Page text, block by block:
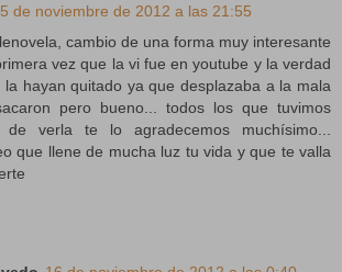
de noviembre de 2012 a las 21:55
cambio de una forma muy interesante
vez que la vi fue en youtube y la verdad
hayan quitado ya que desplazaba a la mala
pero bueno... todos los que tuvimos
de verla te lo agradecemos muchísimo...
que llene de mucha luz tu vida y que te valla